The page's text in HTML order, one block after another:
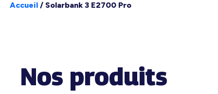
Accueil / Solarbank 3 E2700 Pro
Nos produits